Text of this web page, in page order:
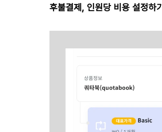
후불결제, 인원당 비용 설정하기